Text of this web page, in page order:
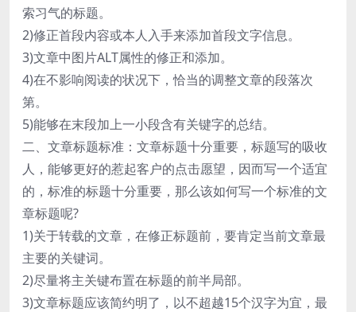
索习气的标题。
2)修正首段内容或本人入手来添加首段文字信息。
3)文章中图片ALT属性的修正和添加。
4)在不影响阅读的状况下，恰当的调整文章的段落次
第。
5)能够在末段加上一小段含有关键字的总结。
二、文章标题标准：文章标题十分重要，标题写的吸收
人，能够更好的惹起客户的点击愿望，因而写一个适宜
的，标准的标题十分重要，那么该如何写一个标准的文
章标题呢?
1)关于转载的文章，在修正标题前，要肯定当前文章最
主要的关键词。
2)尽量将主关键布置在标题的前半局部。
3)文章标题应该简约明了，以不超越15个汉字为宜，最